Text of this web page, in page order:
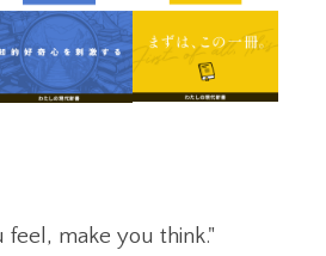
feel, make you think."